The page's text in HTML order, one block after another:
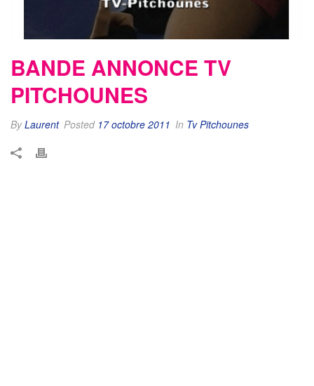
BANDE ANNONCE TV
PITCHOUNES
ByLaurent Posted 17 octobre 2011 In Tv Pitchounes